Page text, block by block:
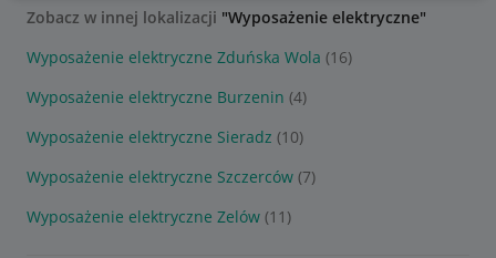
Zobacz w innej lokalizacji "Wyposażenie elektryczne"
Wyposażenie elektryczne Zduńska Wola (16)
Wyposażenie elektryczne Burzenin (4)
Wyposażenie elektryczne Sieradz (10)
Wyposażenie elektryczne Szczerców (7)
Wyposażenie elektryczne Zelów (11)